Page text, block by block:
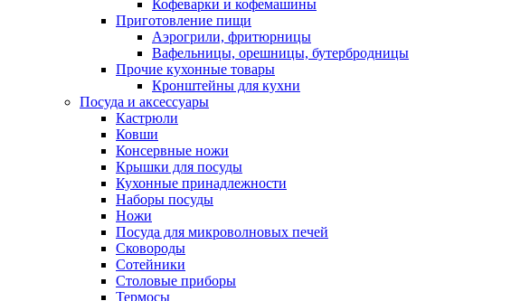
Кофеварки и кофемашины
Приготовление пищи
Аэрогрили, фритюрницы
Вафельницы, орешницы, бутербродницы
Прочие кухонные товары
Кронштейны для кухни
Посуда и аксессуары
Кастрюли
Ковши
Консервные ножи
Крышки для посуды
Кухонные принадлежности
Наборы посуды
Ножи
Посуда для микроволновых печей
Сковороды
Сотейники
Столовые приборы
Термосы